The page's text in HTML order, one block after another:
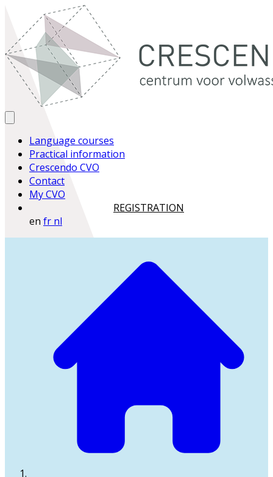
Language courses
Practical information
Crescendo CVO
Contact
My CVO
REGISTRATION
en fr nl